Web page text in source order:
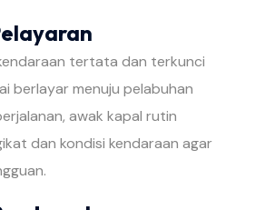
tertata dan terkunci
berlayar menuju pelabuhan
awak kapal rutin
dan kondisi kendaraan agar